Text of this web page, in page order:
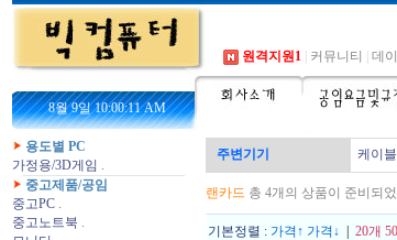
원격지원1 커뮤니티 데
8월 9일 10:00:11 AM
용도별 PC
가정용/3D게임 .
중고제품/공임
중고PC .
중고노트북 .
주변기기 케이
랜카드 총 4개의 상품이 준비되
기본정렬 : 가격↑ 가격↓ 20개